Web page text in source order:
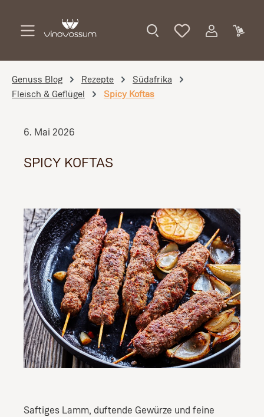
Genuss Blog Rezepte
Südafrika
Fleisch & Geflügel
Spicy Koftas
6. Mai 2026
SPICY KOFTAS
Saftiges Lamm, duftende Gewürze und feine